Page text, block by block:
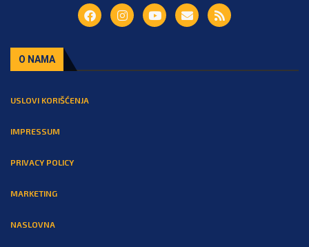
O NAMA
USLOVI KORIŠĆENJA
IMPRESSUM
PRIVACY POLICY
MARKETING
NASLOVNA